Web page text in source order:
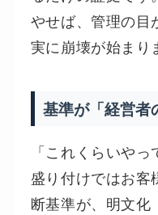
やせば、管理の目
実に崩壊が始まり
基準が「経営者
「これくらいや
盛り付けではお客
断基準が、明文化